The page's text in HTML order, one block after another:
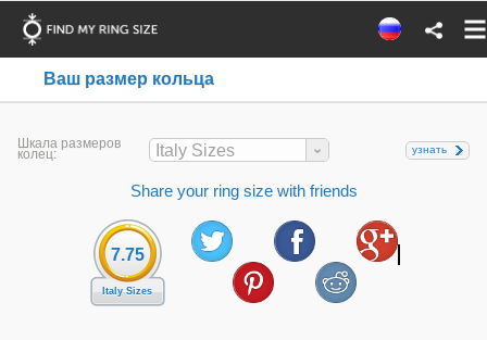
Ваш размер кольца
Шкала размеров
колец: Italy Sizes узнать
Share your ring size with friends
7.75
Italy Sizes